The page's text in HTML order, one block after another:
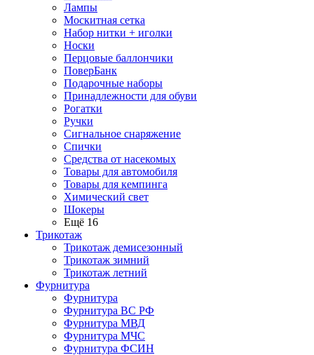
Лампы
Москитная сетка
Набор нитки + иголки
Носки
Перцовые баллончики
ПоверБанк
Подарочные наборы
Принадлежности для обуви
Рогатки
Ручки
Сигнальное снаряжение
Спички
Средства от насекомых
Товары для автомобиля
Товары для кемпинга
Химический свет
Шокеры
Ещё 16
Трикотаж
Трикотаж демисезонный
Трикотаж зимний
Трикотаж летний
Фурнитура
Фурнитура
Фурнитура ВС РФ
Фурнитура МВД
Фурнитура МЧС
Фурнитура ФСИН